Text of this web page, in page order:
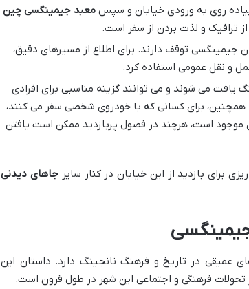
پیاده روی به ورودی خیابان و سپسمعبد جیمینگسی چین
از ترافیک و لذت بردن از سفر است.
جیمینگسی توقف دارند. برای اطلاع از مسیرهای دقیق،
و نقل عمومی استفاده کرد.
یافت می شوند و می توانند گزینه مناسبی برای افرادی
برای کسانی که با خودروی شخصی سفر می کنند،
موجود است، هرچند در فصول پربازدید ممکن است یافتن
برای بازدید از این خیابان در کنار سایرجاهای دیدنی
عمیقی در تاریخ و فرهنگ نانجینگ دارد. داستان این
تحولات فرهنگی و اجتماعی این شهر در طول قرون است.